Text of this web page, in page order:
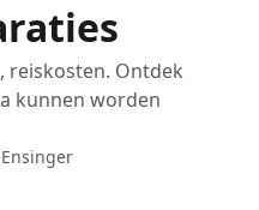
reiskosten. Ontdek
kunnen worden